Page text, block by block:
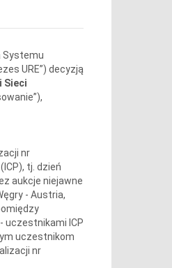
Systemu
URE”) decyzją
Sieci
nr
tj. dzień
aukcje niejawne
- Austria,
uczestnikami ICP
uczestnikom
nr